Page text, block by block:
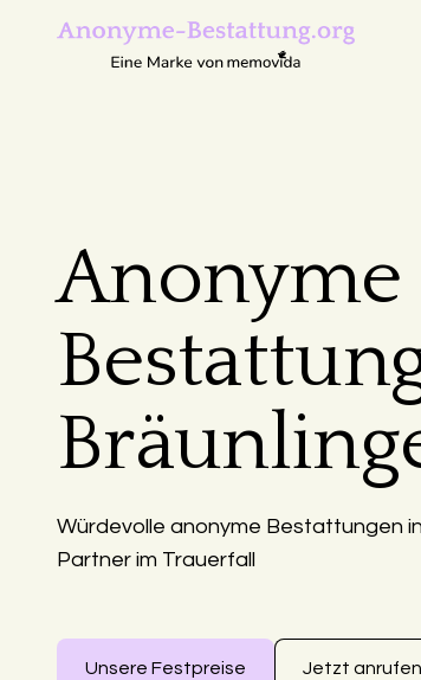
Anonyme
Würdevolle anonyme Bestattungen
Partner im Trauerfall
Unsere Festpreise Jetzt